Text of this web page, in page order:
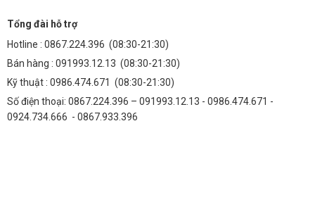
Tổng đài hỗ trợ
Hotline : 0867.224.396 (08:30-21:30)
Bán hàng : 091993.12.13 (08:30-21:30)
Kỹ thuật : 0986.474.671 (08:30-21:30)
Số điện thoại: 0867.224.396 – 091993.12.13 - 0986.474.671 -
0924.734.666 - 0867.933.396